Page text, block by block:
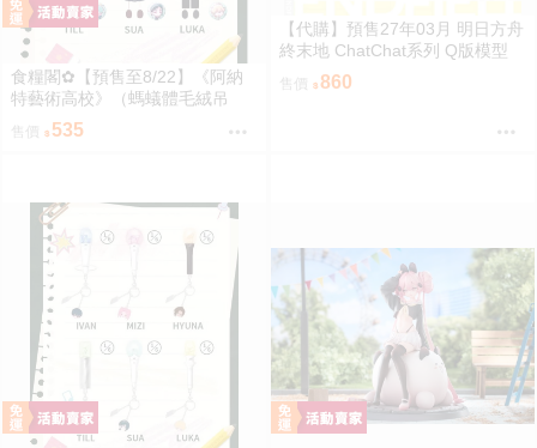
食糧閣✿【預售至8/22】《阿納
特藝術高校》（螞蟻體毛絨吊
飾）異形舞臺／異形舞台／阿納
特藝術高校／ALIENSTAGE／Till
535
【代購】預售27年03月 明日方舟
終末地 ChatChat系列 Q版模型
莊方宜&湯湯 套組 可單購
860